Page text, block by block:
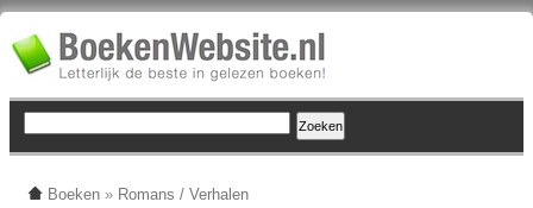
Boeken » Romans / Verhalen